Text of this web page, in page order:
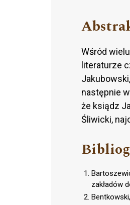
Wśród
literaturze
następnie
że ksiądz
Śliwicki,
zakładów